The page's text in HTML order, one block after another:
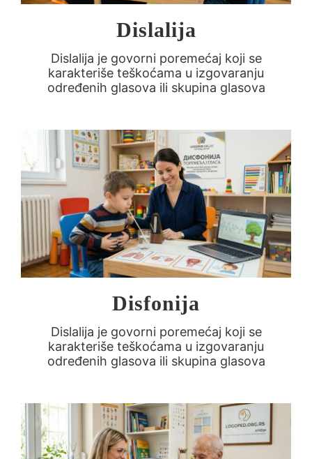
Dislalija
Dislalija je govorni poremećaj koji se
karakteriše teškoćama u izgovaranju
određenih glasova ili skupina glasova
Disfonija
Dislalija je govorni poremećaj koji se
karakteriše teškoćama u izgovaranju
određenih glasova ili skupina glasova